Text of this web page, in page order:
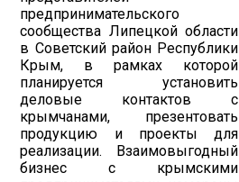
предпринимательского
сообщества Липецкой области
в Советский район Республики
Крым, в рамках которой
планируется установить
деловые контактов с
крымчанами, презентовать
продукцию и проекты для
реализации. Взаимовыгодный
бизнес с крымскими